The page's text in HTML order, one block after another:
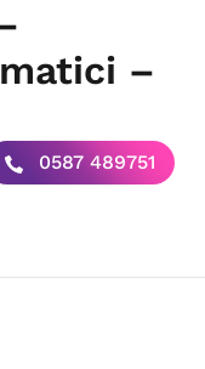
–
0587 489751